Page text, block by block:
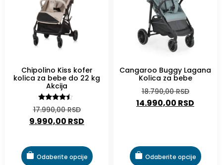
Chipolino Kiss kofer
kolica za bebe do 22 kg
Akcija
Ocenjeno
sa
4.20
od 5
17.990,00RSD
9.990,00 RSD
Odaberite opcije
Cangaroo Buggy Lagana
Kolica za bebe
18.790,00RSD
14.990,00 RSD
Odaberite opcije